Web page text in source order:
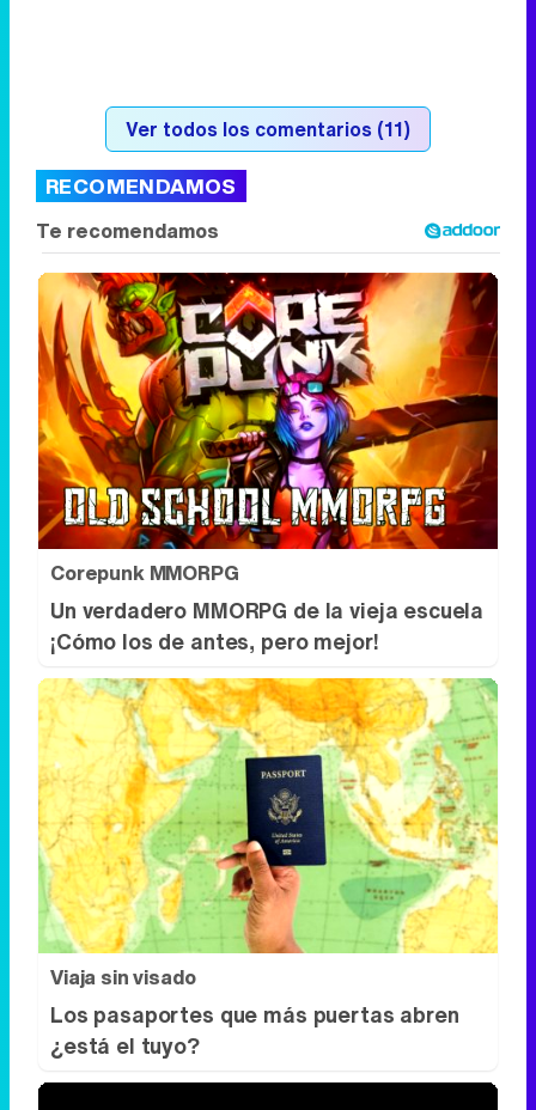
Ver todos los comentarios (11)
RECOMENDAMOS
Corepunk MMORPG
Un verdadero MMORPG de la vieja escuela
¡Cómo los de antes, pero mejor!
Viaja sin visado
Los pasaportes que más puertas abren
¿está el tuyo?